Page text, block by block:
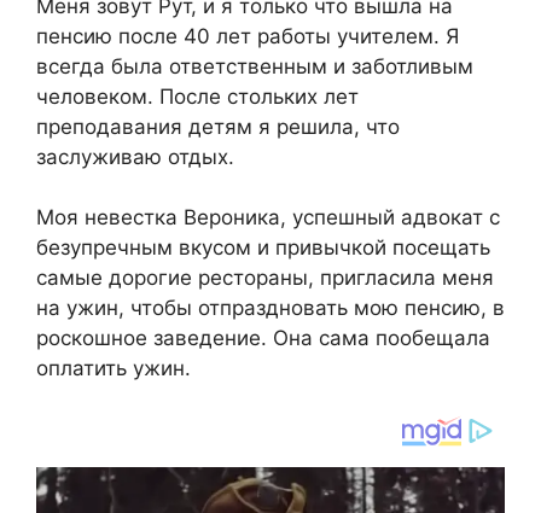
Меня зовут Рут, и я только что вышла на
пенсию после 40 лет работы учителем. Я
всегда была ответственным и заботливым
человеком. После стольких лет
преподавания детям я решила, что
заслуживаю отдых.
Моя невестка Вероника, успешный адвокат с
безупречным вкусом и привычкой посещать
самые дорогие рестораны, пригласила меня
на ужин, чтобы отпраздновать мою пенсию, в
роскошное заведение. Она сама пообещала
оплатить ужин.